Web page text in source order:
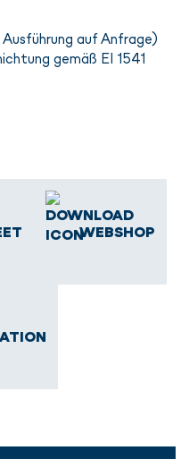
auf Anfrage)
gemäß EI 1541
WEBSHOP